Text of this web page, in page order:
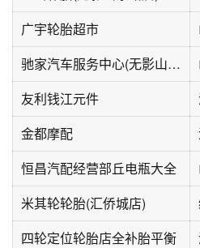
广宇轮胎超市
驰家汽车服务中心(无影山路店)
友利钱江元件
金都摩配
恒昌汽配经营部丘电瓶大全
米其轮轮胎(汇侨城店)
四轮定位轮胎店全补胎平衡